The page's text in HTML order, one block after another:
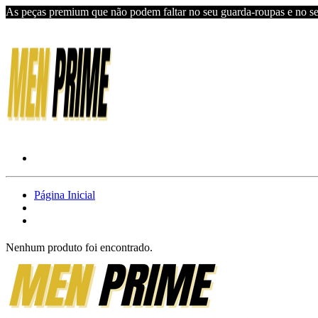
As peças premium que não podem faltar no seu guarda-roupas e
Página Inicial
Nenhum produto foi encontrado.